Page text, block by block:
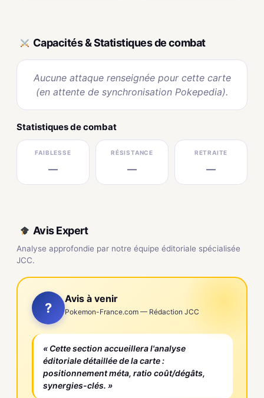
Capacités & Statistiques de combat
Aucune attaque renseignée pour cette carte
(en attente de synchronisation Pokepedia).
Statistiques de combat
FAIBLESSE
—
RÉSISTANCE
—
RETRAITE
—
Avis Expert
Analyse approfondie par notre équipe éditoriale spécialisée
JCC.
?
Avis à venir
Pokemon-France.com — Rédaction JCC
« Cette section accueillera l'analyse
éditoriale détaillée de la carte :
positionnement méta, ratio coût/dégâts,
synergies-clés. »